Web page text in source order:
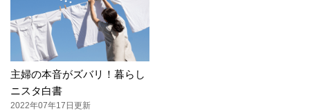
主婦の本音がズバリ！暮らし
ニスタ白書
2022年07年17日更新